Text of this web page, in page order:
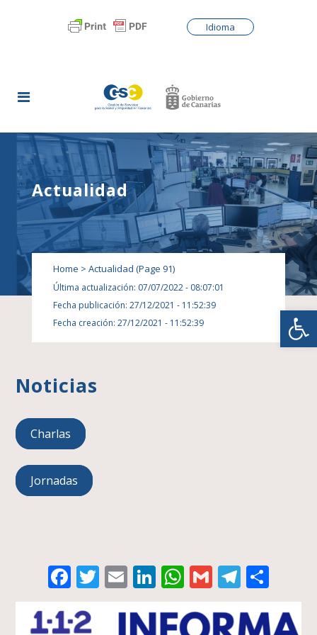
Idioma
Actualidad
Home > Actualidad (Page 91)
Última actualización: 07/07/2022 - 08:07:01
Fecha publicación: 27/12/2021 - 11:52:39
Fecha creación: 27/12/2021 - 11:52:39
Noticias
Charlas
Jornadas
Facebook
Twitter
EmailLinkedIn
WhatsApp
Gmail